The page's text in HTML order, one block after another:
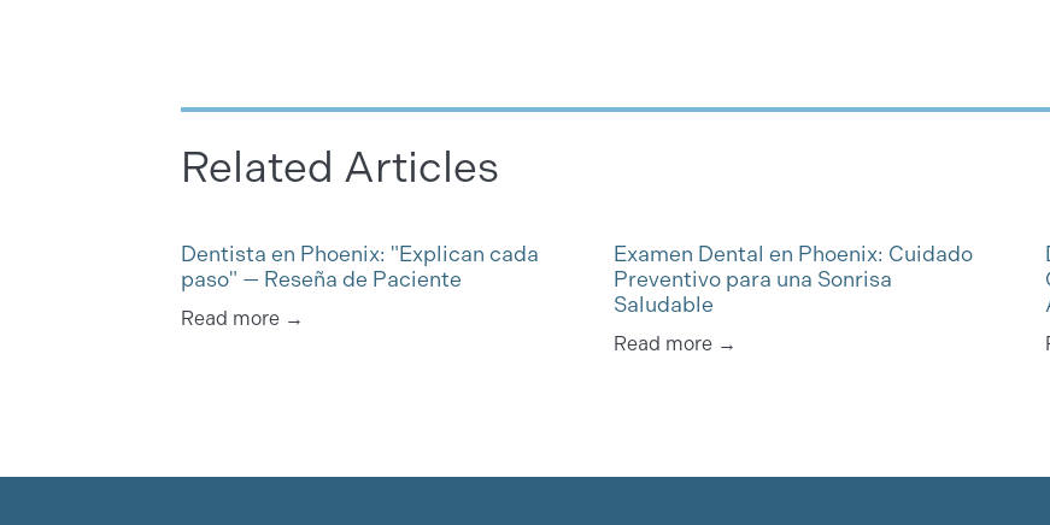
Related Articles
Dentista en Phoenix: "Explican cada
paso" — Reseña de Paciente
Read more →
Examen Dental en Phoenix: Cuidado
Preventivo para una Sonrisa
Saludable
Read more →